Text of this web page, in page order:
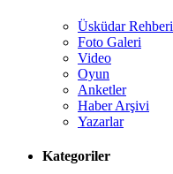
Üsküdar Rehberi
Foto Galeri
Video
Oyun
Anketler
Haber Arşivi
Yazarlar
Kategoriler